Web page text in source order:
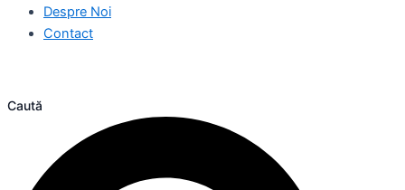
Despre Noi
Contact
Caută